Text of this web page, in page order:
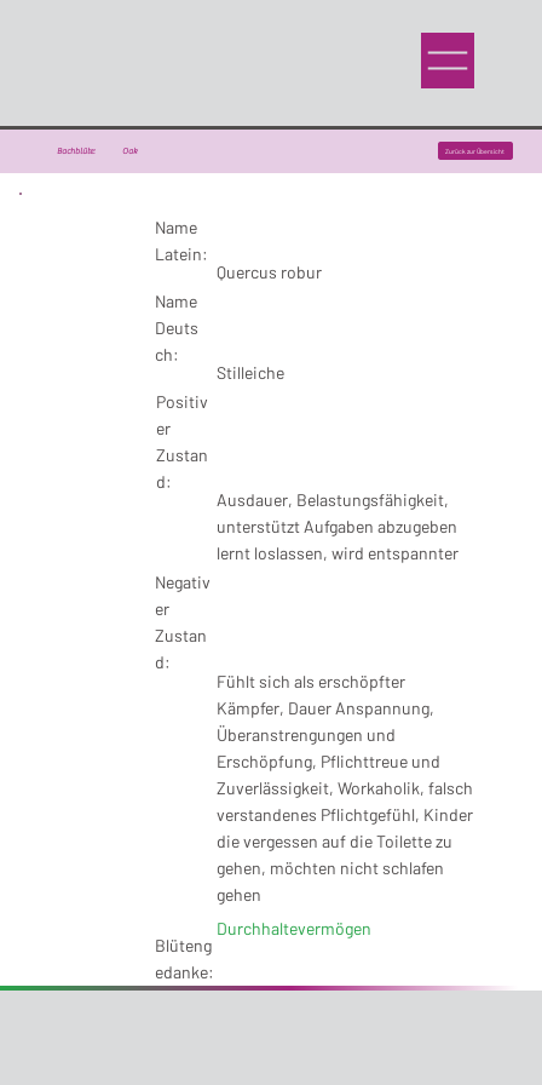
Bachblüte: Oak Zurück zur Übersicht
Name
Latein:
Quercus robur
Name
Deuts
ch:
Stilleiche
Positiv
er
Zustan
d:
Ausdauer, Belastungsfähigkeit,
unterstützt Aufgaben abzugeben
lernt loslassen, wird entspannter
Negativ
er
Zustan
d:
Fühlt sich als erschöpfter
Kämpfer, Dauer Anspannung,
Überanstrengungen und
Erschöpfung, Pflichttreue und
Zuverlässigkeit, Workaholik, falsch
verstandenes Pflichtgefühl, Kinder
die vergessen auf die Toilette zu
gehen, möchten nicht schlafen
gehen
Durchhaltevermögen
Blüteng
edanke: